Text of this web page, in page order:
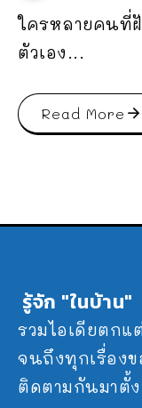
ใครหลายคนที่
ตัวเอง...
Read More
รู้จัก "ในบ้าน"
รวมไอเดียตกแ
จนถึงทุกเรื่อง
ติดตามกันมาตั้